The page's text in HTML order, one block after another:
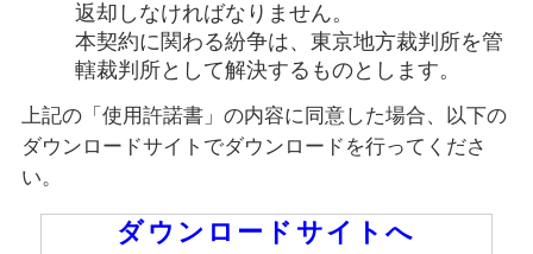
返却しなければなりません。
本契約に関わる紛争は、東京地方裁判所を管
轄裁判所として解決するものとします。
上記の「使用許諾書」の内容に同意した場合、以下の
ダウンロードサイトでダウンロードを行ってくださ
い。
ダウンロードサイトへ